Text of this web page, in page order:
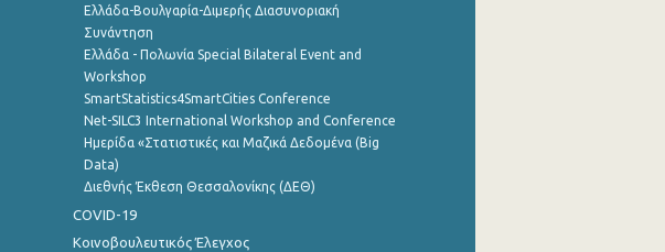
Ελλάδα-Βουλγαρία-Διμερής Διασυνοριακή
Συνάντηση
Ελλάδα - Πολωνία Special Bilateral Event and
Workshop
SmartStatistics4SmartCities Conference
Net-SILC3 International Workshop and Conference
Ημερίδα «Στατιστικές και Μαζικά Δεδομένα (Big
Data)
Διεθνής Έκθεση Θεσσαλονίκης (ΔΕΘ)
COVID-19
Κοινοβουλευτικός Έλεγχος